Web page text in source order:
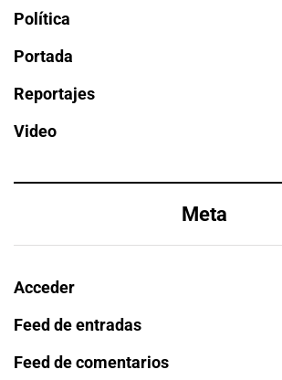
Política
Portada
Reportajes
Video
Meta
Acceder
Feed de entradas
Feed de comentarios